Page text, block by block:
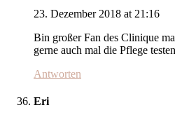
23. Dezember 2018 at 21:16
Bin großer Fan des Clinique
gerne auch mal die Pflege
Antworten
Eri